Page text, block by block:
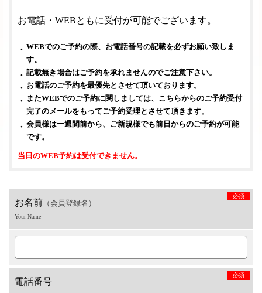
お電話・WEBともに受付が可能でございます。
WEBでのご予約の際、お電話番号の記載を必ずお願い致しま
す。
記載無き場合はご予約を承れませんのでご注意下さい。
お電話のご予約を最優先とさせて頂いております。
またWEBでのご予約に関しましては、こちらからのご予約受付
完了のメールをもってご予約受理とさせて頂きます。
会員様は一週間前から、ご新規様でも前日からのご予約が可能
です。
当日のWEB予約は受付できません。
お名前 （会員登録名）
必須
Your Name
電話番号
必須